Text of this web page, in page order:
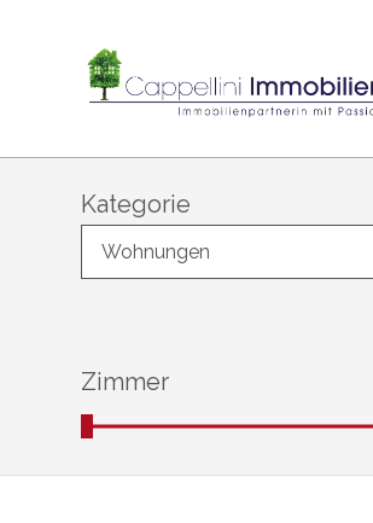
Kategorie
Wohnungen
Zimmer